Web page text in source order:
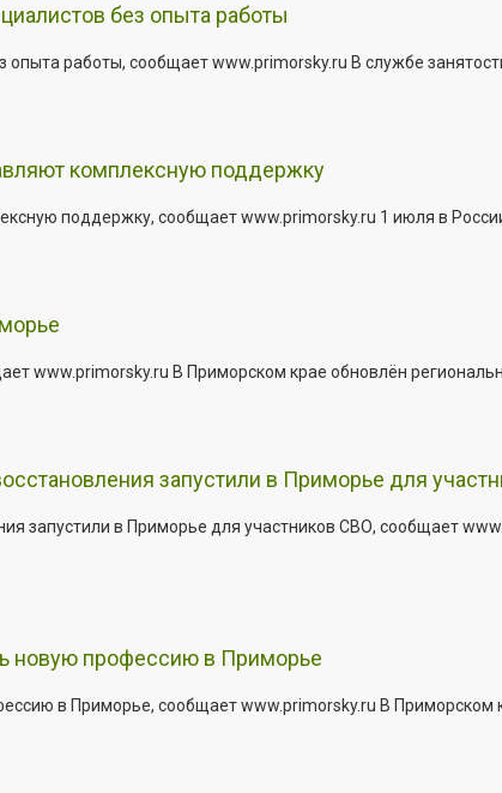
без опыта работы
работы, сообщает www.primorsky.ru В службе
комплексную поддержку
поддержку, сообщает www.primorsky.ru 1 июля в
www.primorsky.ru В Приморском крае обновлён
запустили в Приморье для
запустили в Приморье для участников СВО, сообщает
новую профессию в Приморье
в Приморье, сообщает www.primorsky.ru В Приморском